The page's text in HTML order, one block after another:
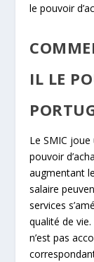
le pouvoir
IL LE
Le SMIC
pouvoir
augmentant
salaire
services
qualité de
n’est pas